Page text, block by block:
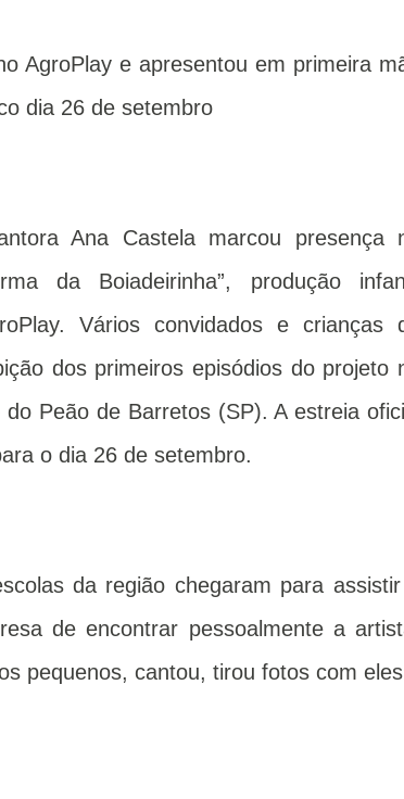
AgroPlay e apresentou em primeira
dia 26 de setembro
Ana Castela marcou presença
da Boiadeirinha”, produção
Vários convidados e crianças
dos primeiros episódios do projeto
Peão de Barretos (SP). A estreia
o dia 26 de setembro.
da região chegaram para
de encontrar pessoalmente a
pequenos, cantou, tirou fotos com